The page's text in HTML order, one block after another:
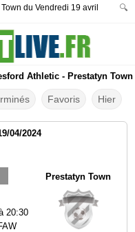
du Vendredi 19 avril
🔍
Athletic - Prestatyn
Favoris Hier
04/2024
20:30
Prestatyn Town